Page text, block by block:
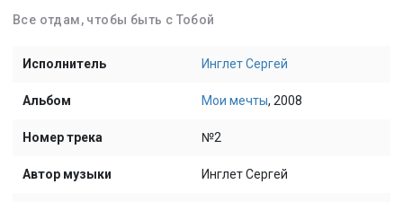
Все отдам, чтобы быть с Тобой
Исполнитель Инглет Сергей
Альбом Мои мечты, 2008
Номер трека №2
Автор музыки Инглет Сергей